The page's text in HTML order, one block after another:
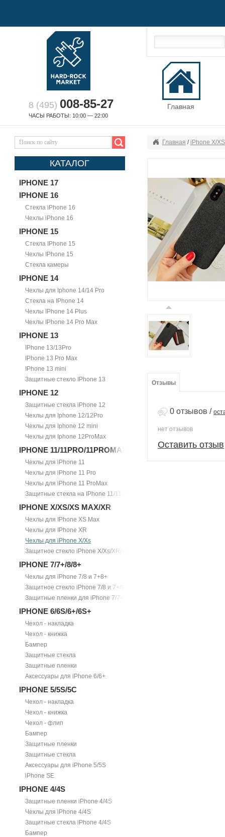
8 (495) 008-85-27
ЧАСЫ РАБОТЫ: 10:00 — 22:00
Главная
КАТАЛОГ
IPHONE 17
IPHONE 16
Стекла iPhone 16
Чехлы iPhone 16
IPHONE 15
Стекла IPhone 15
Чехлы IPhone 15
Стекла камеры
IPHONE 14
Чехлы для Iphone 14/14 Pro
Стекла на IPhone 14
Чехлы IPhone 14 Plus
Чехлы IPhone 14 Pro Max
IPHONE 13
IPhone 13/13Pro
IPhone 13 Pro Max
IPhone 13 mini
Защитные стекло IPhone 13
IPHONE 12
Защитные стекла iPhone 12
Чехлы для Iphone 12/12Pro
Чехлы для Iphone 12 mini
Чехлы для Iphone 12ProMax
IPHONE 11/11PRO/11PROMAX
Чехлы для iPhone 11
Чехлы для iPhone 11 Pro
Чехлы для iPhone 11 ProMax
Защитные стекла на IPhone 11/11Pro/11ProMax
IPHONE X/XS/XS MAX/XR
Чехлы для IPhone XS Max
Чехлы для IPhone XR
Чехлы для iPhone X/Xs
Защитное стекло iPhone X/Xs/XR/Xs Max
IPHONE 7/7+/8/8+
Чехлы для iPhone 7/8 и 7+8+
Защитное стекло iPhone 7/8 и 7+/8+
Защитные пленки для iPhone 7/7+
IPHONE 6/6S/6+/6S+
Чехол - накладка
Чехол - книжка
Бампер
Защитные стекла
Защитные пленки
Аксессуары для iPhone 6/6+
IPHONE 5/5S/5С
Чехол - накладка
Чехол - книжка
Чехол - флип
Бампер
Защитные пленки
Защитные стекла
Аксессуары для iPhone 5/5S
iPhone SE
IPHONE 4/4S
Защитные пленки iPhone 4/4S
Чехлы для iPhone 4/4S
Защитные стекла iPhone 4/4S
Бампер
Главная / iPhone X/
Отзывы
0 отзывов /
нет отзывов
Оставить отзыв